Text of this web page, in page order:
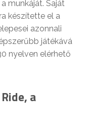
munkáját. Saját
készítette el a
azonnali
játékává
nyelven elérhető
a